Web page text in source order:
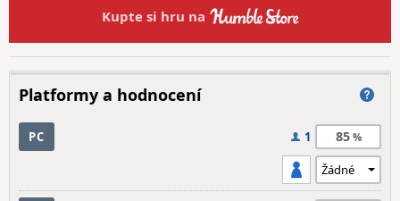
Kupte si hru na
Platformy a hodnocení
PC 1 85